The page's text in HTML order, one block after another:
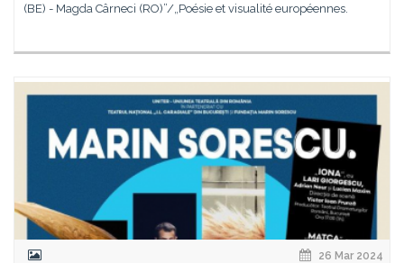
(BE) - Magda Cârneci (RO)”/„Poésie et visualité européennes.
26 Mar 2024